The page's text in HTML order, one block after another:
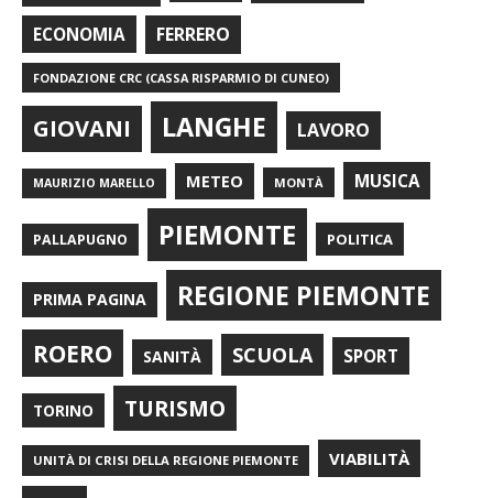
ECONOMIA FERRERO
FONDAZIONE CRC (CASSA RISPARMIO DI CUNEO)
GIOVANI LANGHE LAVORO
MAURIZIO MARELLO METEO MONTÀ MUSICA
PALLAPUGNO PIEMONTE POLITICA
PRIMA PAGINA REGIONE PIEMONTE
ROERO SANITÀ SCUOLA SPORT
TORINO TURISMO
UNITÀ DI CRISI DELLA REGIONE PIEMONTE VIABILITÀ